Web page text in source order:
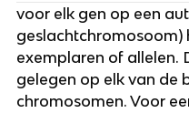
voor elk gen op een
geslachtchromosoom)
exemplaren of allelen.
gelegen op elk van de
chromosomen. Voor